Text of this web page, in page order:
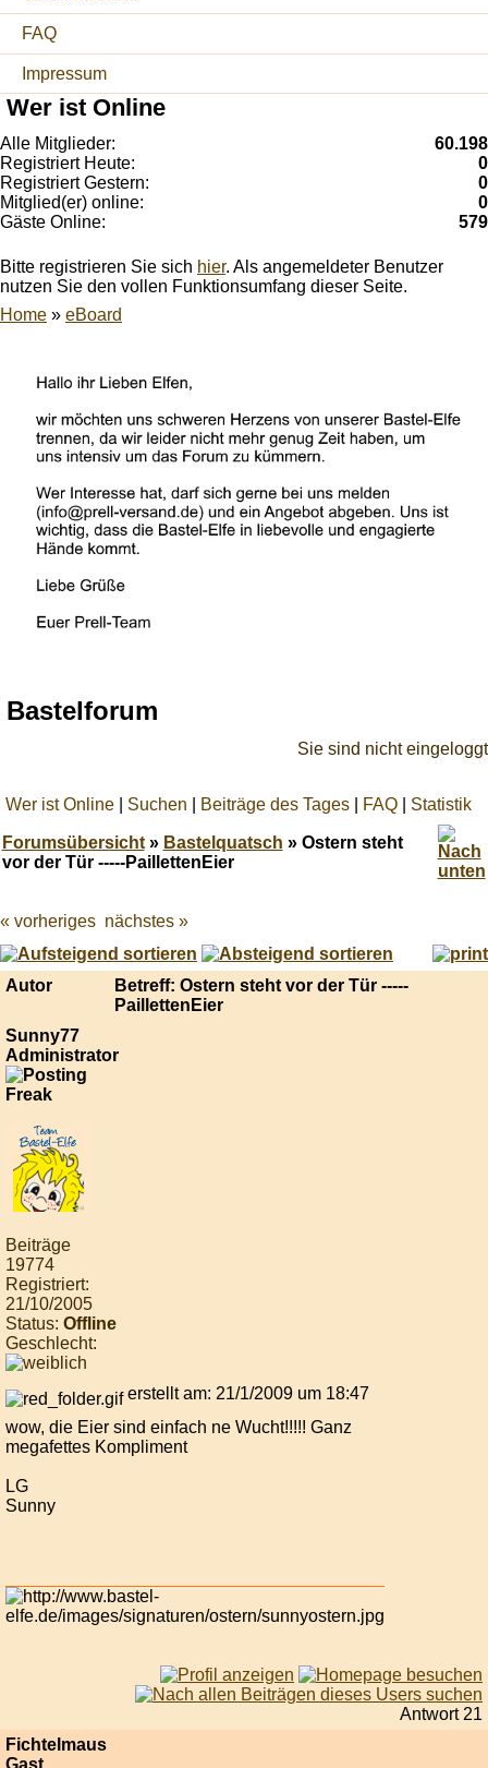
FAQ
Impressum
Wer ist Online
Alle Mitglieder:
60.198
Registriert Heute:
0
Registriert Gestern:
0
Mitglied(er) online:
0
Gäste Online:
579
Bitte registrieren Sie sich hier. Als angemeldeter Benutzer
nutzen Sie den vollen Funktionsumfang dieser Seite.
Home » eBoard
Bastelforum
Sie sind nicht eingeloggt
Wer ist Online Suchen Beiträge des Tages FAQ Statistik
Forumsübersicht» Bastelquatsch » Ostern steht
vor der Tür -----PaillettenEier
Best
online
live
casino
« vorheriges nächstes »
Autor
Betreff: Ostern steht vor der Tür -----
PaillettenEier
Sunny77
Administrator
Beiträge
19774
Registriert:
21/10/2005
Status: Offline
Geschlecht:
erstellt am: 21/1/2009 um 18:47
wow, die Eier sind einfach ne Wucht!!!!! Ganz
megafettes Kompliment
LG
Sunny
Antwort 21
Fichtelmaus